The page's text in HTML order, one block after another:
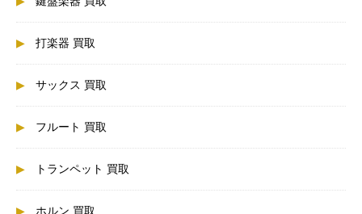
打楽器 買取
サックス 買取
フルート 買取
トランペット 買取
ホルン 買取